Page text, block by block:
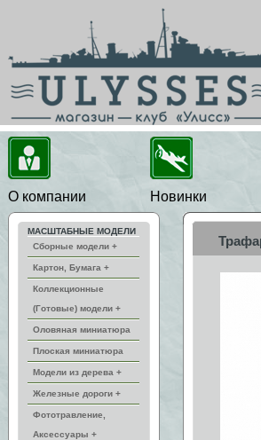
О компании Новинки
МАСШТАБНЫЕ МОДЕЛИ
Сборные модели +
Картон, Бумага +
Коллекционные
(Готовые) модели +
Оловяная миниатюра
Плоская миниатюра
Модели из дерева +
Железные дороги +
Фототравление,
Аксессуары +